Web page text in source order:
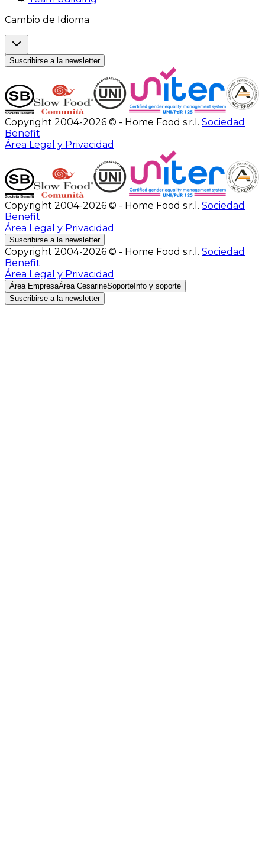
Cambio de Idioma
Suscribirse a la newsletter
Copyright 2004-2026 © - Home Food s.r.l. Sociedad
Benefit
Área Legal y Privacidad
Copyright 2004-2026 © - Home Food s.r.l. Sociedad
Benefit
Área Legal y Privacidad
Suscribirse a la newsletter
Copyright 2004-2026 © - Home Food s.r.l. Sociedad
Benefit
Área Legal y Privacidad
Área EmpresaÁrea CesarineSoporte Info y soporte
Suscribirse a la newsletter